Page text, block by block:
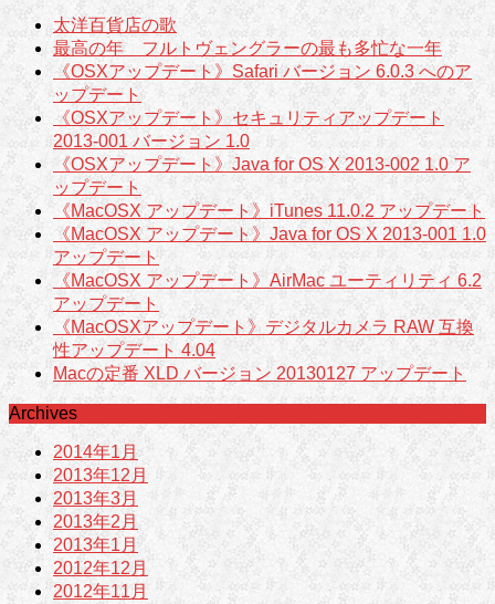
太洋百貨店の歌
最高の年 フルトヴェングラーの最も多忙な一年
《OSXアップデート》Safari バージョン 6.0.3 へのア
ップデート
《OSXアップデート》セキュリティアップデート
2013-001 バージョン 1.0
《OSXアップデート》Java for OS X 2013-002 1.0 ア
ップデート
《MacOSX アップデート》iTunes 11.0.2 アップデート
《MacOSX アップデート》Java for OS X 2013-001 1.0
アップデート
《MacOSX アップデート》AirMac ユーティリティ 6.2
アップデート
《MacOSXアップデート》デジタルカメラ RAW 互換
性アップデート 4.04
Macの定番 XLD バージョン 20130127 アップデート
Archives
2014年1月
2013年12月
2013年3月
2013年2月
2013年1月
2012年12月
2012年11月